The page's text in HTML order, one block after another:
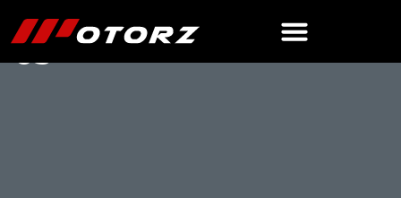
03